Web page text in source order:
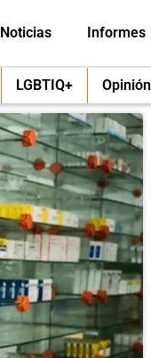
Noticias Informes
LGBTIQ+ Opinión